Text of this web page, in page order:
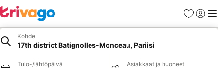
Suosikit
Kohde
17th district Batignolles-Monceau, Pariisi
Tulo-/lähtöpäivä Asiakkaat ja huoneet